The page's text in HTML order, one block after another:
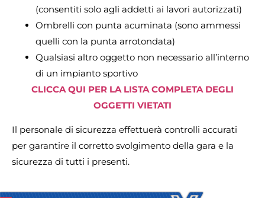
(consentiti solo agli addetti ai lavori autorizzati)
Ombrelli con punta acuminata (sono ammessi
quelli con la punta arrotondata)
Qualsiasi altro oggetto non necessario all’interno
di un impianto sportivo
CLICCA QUI PER LA LISTA COMPLETA DEGLI
OGGETTI VIETATI
Il personale di sicurezza effettuerà controlli accurati
per garantire il corretto svolgimento della gara e la
sicurezza di tutti i presenti.